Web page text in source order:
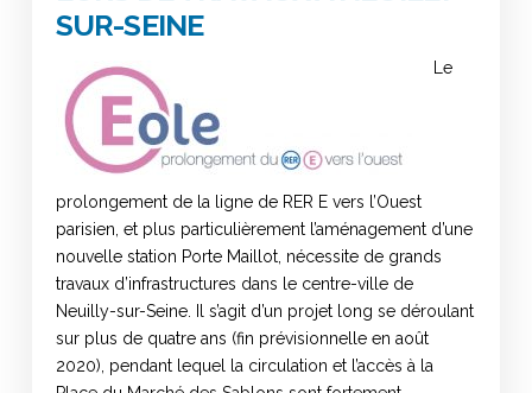
SUR-SEINE
Le
prolongement de la ligne de RER E vers l’Ouest
parisien, et plus particulièrement l’aménagement d’une
nouvelle station Porte Maillot, nécessite de grands
travaux d’infrastructures dans le centre-ville de
Neuilly-sur-Seine. Il s’agit d’un projet long se déroulant
sur plus de quatre ans (fin prévisionnelle en août
2020), pendant lequel la circulation et l’accès à la